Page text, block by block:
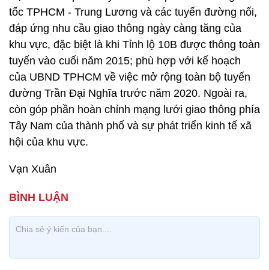
tốc TPHCM - Trung Lương và các tuyến đường nối,
đáp ứng nhu cầu giao thông ngày càng tăng của
khu vực, đặc biệt là khi Tỉnh lộ 10B được thông toàn
tuyến vào cuối năm 2015; phù hợp với kế hoạch
của UBND TPHCM về việc mở rộng toàn bộ tuyến
đường Trần Đại Nghĩa trước năm 2020. Ngoài ra,
còn góp phần hoàn chỉnh mạng lưới giao thông phía
Tây Nam của thành phố và sự phát triển kinh tế xã
hội của khu vực.
Vạn Xuân